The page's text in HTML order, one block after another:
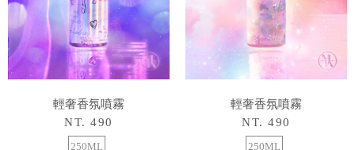
輕奢香氛噴霧
NT. 490
250ML
輕奢香氛噴霧
NT. 490
250ML